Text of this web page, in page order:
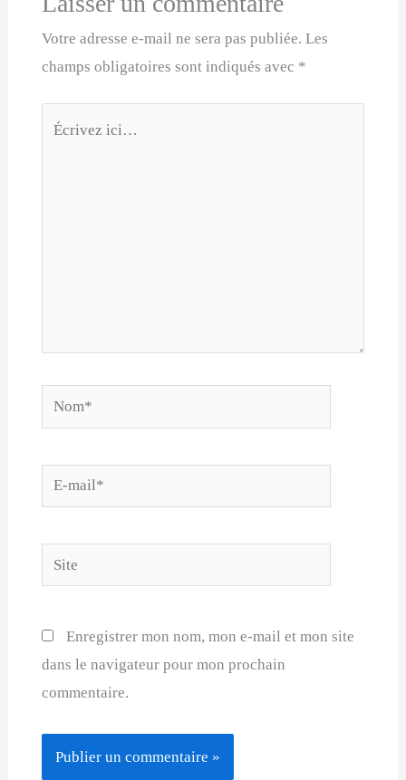
Votre adresse e-mail ne sera pas publiée. Les
champs obligatoires sont indiqués avec *
Nom*
E-
mail*
Site
Enregistrer mon nom, mon e-mail et mon site
dans le navigateur pour mon prochain
commentaire.